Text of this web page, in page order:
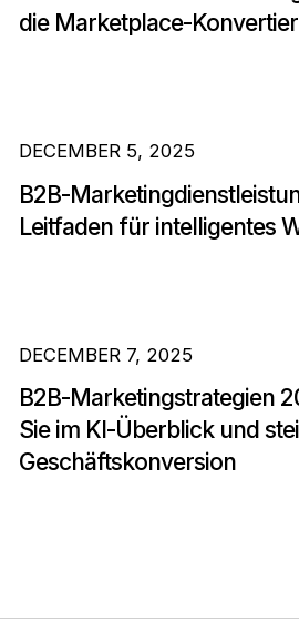
die Marketplace-
DECEMBER 5, 2025
B2B-
Leitfaden für intelligentes
DECEMBER 7, 2025
B2B-Marketingstrategien
Sie im KI-Überblick und
Geschäftskonversion